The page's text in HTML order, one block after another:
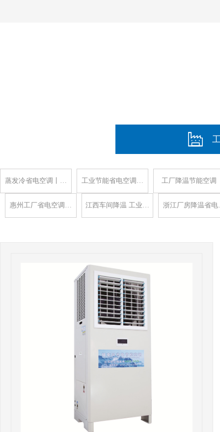
蒸发冷省电空调丨… 工业节能省电空调… 工厂降温节能空调
惠州工厂省电空调… 江西车间降温 工业… 浙江厂房降温省